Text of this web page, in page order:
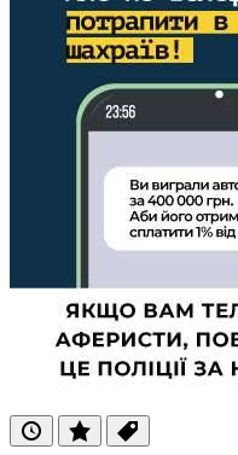
ОстанніПопулярні
Теги